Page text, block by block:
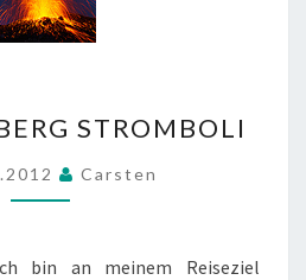
FEUERBERG
STROMBOLI
STROMBOLI
Carsten
bin an meinem Reiseziel